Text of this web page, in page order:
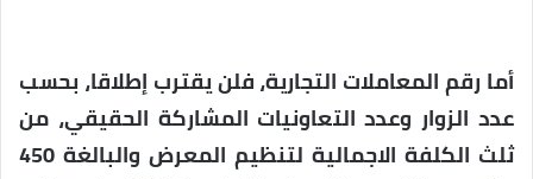
أما رقم المعاملات التجارية، فلن يقترب إطلاقا، بحسب
عدد الزوار وعدد التعاونيات المشاركة الحقيقي، من
ثلث الكلفة الاجمالية لتنظيم المعرض والبالغة 450